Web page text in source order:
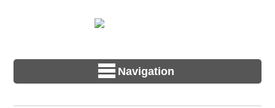
Navigation